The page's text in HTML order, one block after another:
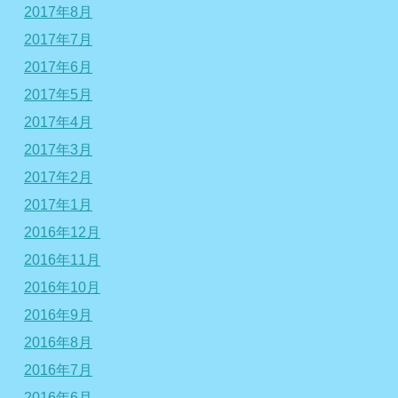
2017年8月
2017年7月
2017年6月
2017年5月
2017年4月
2017年3月
2017年2月
2017年1月
2016年12月
2016年11月
2016年10月
2016年9月
2016年8月
2016年7月